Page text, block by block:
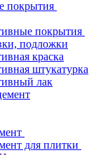
покрытия
покрытия
подложки
краска
штукатурка
лак
для плитки